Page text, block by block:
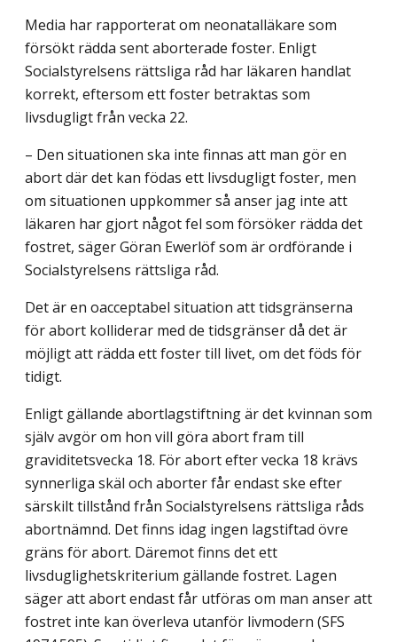
Media har rapporterat om neonatalläkare som
försökt rädda sent aborterade foster. Enligt
Socialstyrelsens rättsliga råd har läkaren handlat
korrekt, eftersom ett foster betraktas som
livsdugligt från vecka 22.
– Den situationen ska inte finnas att man gör en
abort där det kan födas ett livsdugligt foster, men
om situationen uppkommer så anser jag inte att
läkaren har gjort något fel som försöker rädda det
fostret, säger Göran Ewerlöf som är ordförande i
Socialstyrelsens rättsliga råd.
Det är en oacceptabel situation att tidsgränserna
för abort kolliderar med de tidsgränser då det är
möjligt att rädda ett foster till livet, om det föds för
tidigt.
Enligt gällande abortlagstiftning är det kvinnan som
själv avgör om hon vill göra abort fram till
graviditetsvecka 18. För abort efter vecka 18 krävs
synnerliga skäl och aborter får endast ske efter
särskilt tillstånd från Socialstyrelsens rättsliga råds
abortnämnd. Det finns idag ingen lagstiftad övre
gräns för abort. Däremot finns det ett
livsduglighetskriterium gällande fostret. Lagen
säger att abort endast får utföras om man anser att
fostret inte kan överleva utanför livmodern (SFS